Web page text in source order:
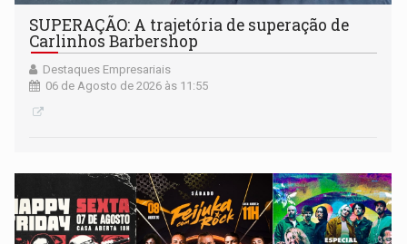
SUPERAÇÃO: A trajetória de superação de
Carlinhos Barbershop
Destaques Empresariais
06 de Agosto de 2026 às 11:55